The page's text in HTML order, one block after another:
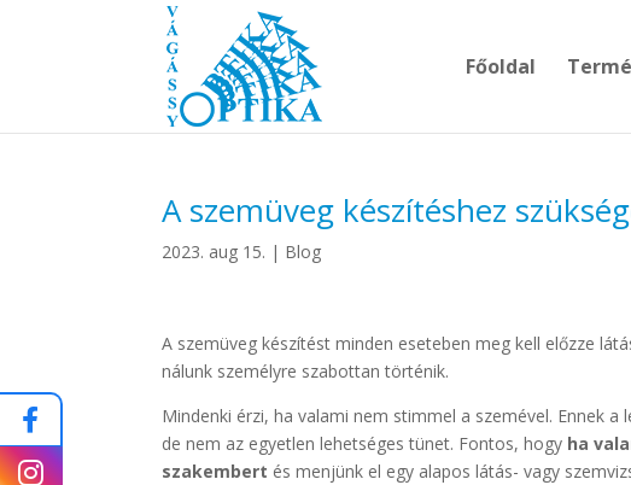
Főoldal
A szemüveg készítéshez
2023. aug 15. | Blog
A szemüveg készítést minden eseteben meg kell előzze
nálunk személyre szabottan történik.
Mindenki érzi, ha valami nem stimmel a szemével. Ennek
de nem az egyetlen lehetséges tünet. Fontos, hogy ha
szakembert és menjünk el egy alapos látás- vagy